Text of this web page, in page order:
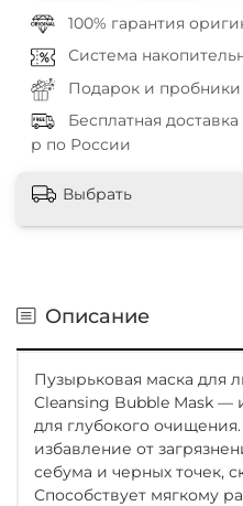
100% гарантия
Система
Подарок и пробники
Бесплатная
р по России
Выбрать
Описание
Пузырьковая маска для
Cleansing Bubble Mask —
для глубокого
избавление от
себума и черных точек,
Способствует мягкому